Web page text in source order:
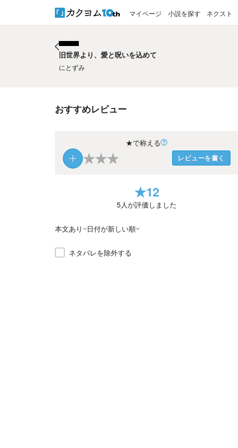
マイページ 小説を探す ネクスト
旧世界より、愛と呪いを込めて
にとずみ
おすすめレビュー
★で称える
★★★ レビューを書く
★12
5人が評価しました
本文あり 日付が新しい順
ネタバレを除外する